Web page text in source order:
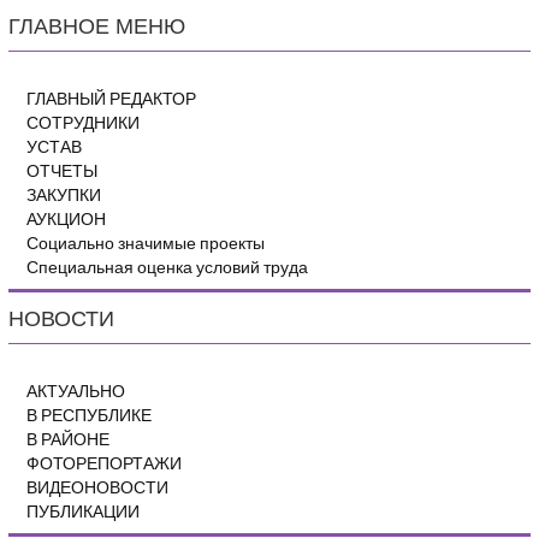
ГЛАВНОЕ МЕНЮ
ГЛАВНЫЙ РЕДАКТОР
СОТРУДНИКИ
УСТАВ
ОТЧЕТЫ
ЗАКУПКИ
АУКЦИОН
Социально значимые проекты
Специальная оценка условий труда
НОВОСТИ
АКТУАЛЬНО
В РЕСПУБЛИКЕ
В РАЙОНЕ
ФОТОРЕПОРТАЖИ
ВИДЕОНОВОСТИ
ПУБЛИКАЦИИ